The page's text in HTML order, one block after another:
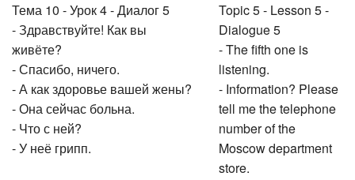
Тема 10 - Урок 4 - Диалог 5
- Здравствуйте! Как вы
живёте?
- Спасибо, ничего.
- А как здоровье вашей жены?
- Она сейчас больна.
- Что с ней?
- У неё грипп.
Topic 5 - Lesson 5 -
Dialogue 5
- The fifth one is
listening.
- Information? Please
tell me the telephone
number of the
Moscow department
store.